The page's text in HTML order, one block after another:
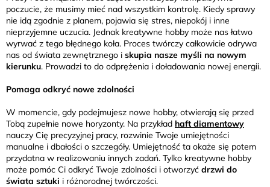
poczucie, że musimy mieć nad wszystkim kontrolę. Kiedy sprawy
nie idą zgodnie z planem, pojawia się stres, niepokój i inne
nieprzyjemne uczucia. Jednak kreatywne hobby może nas łatwo
wyrwać z tego błędnego koła. Proces twórczy całkowicie odrywa
nas od świata zewnętrznego i skupia nasze myśli na nowym
kierunku. Prowadzi to do odprężenia i doładowania nowej energii.
Pomaga odkryć nowe zdolności
W momencie, gdy podejmujesz nowe hobby, otwierają się przed
Tobą zupełnie nowe horyzonty. Na przykład haft diamentowy
nauczy Cię precyzyjnej pracy, rozwinie Twoje umiejętności
manualne i dbałości o szczegóły. Umiejętność ta okaże się potem
przydatna w realizowaniu innych zadań. Tylko kreatywne hobby
może pomóc Ci odkryć Twoje zdolności i otworzyć drzwi do
świata sztuki i różnorodnej twórczości.